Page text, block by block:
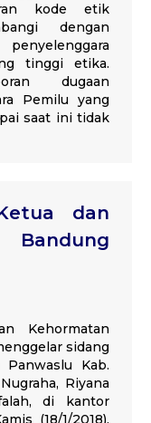
kode etik
dengan
tinggi etika.
dugaan
Pemilu yang
saat ini tidak
dan
Bandung
Kehormatan
sidang
Kab.
Riyana
di kantor
(18/1/2018).